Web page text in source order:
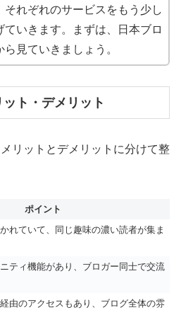
それぞれのサービスをもう少し
ていきます。まずは、日本ブロ
見ていきましょう。
ト・デメリット
リットとデメリットに分けて整
ポイント
れていて、同じ趣味の濃い読者が集ま
ティ機能があり、ブロガー同士で交流
由のアクセスもあり、ブログ全体の雰